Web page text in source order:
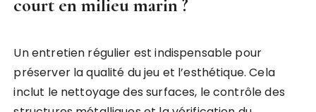
court en milieu marin ?
Un entretien régulier est indispensable pour
préserver la qualité du jeu et l’esthétique. Cela
inclut le nettoyage des surfaces, le contrôle des